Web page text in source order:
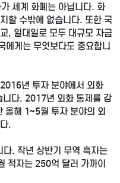
세계 화폐는 아닙니다. 화
할 수밖에 없습니다. 또한 국
, 일대일로 모두 대규모 자금
에게는 무엇보다도 중요합니
년 투자 분야에서 외화
니다. 2017년 외화 통제를 강
올해 1~5월 투자 분야의 외
.
. 작년 상반기 무역 흑자는
적자는 250억 달러 가까이